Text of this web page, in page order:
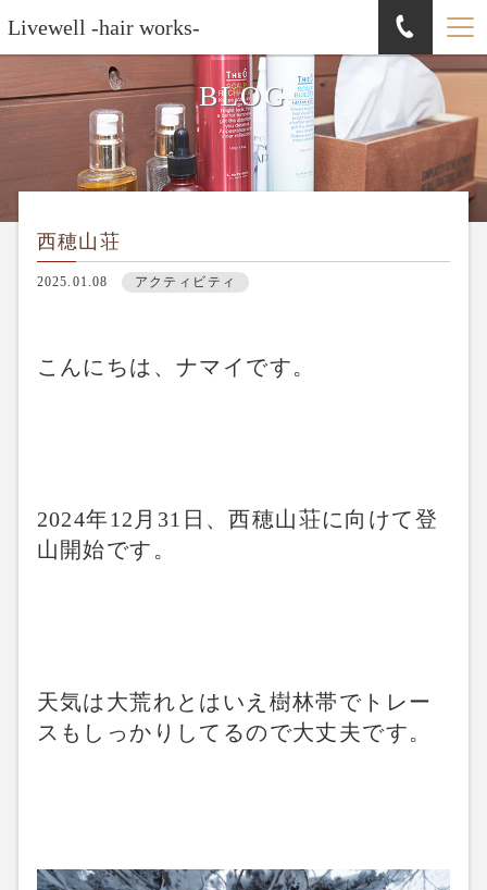
Livewell -hair works-
BLOG
西穂山荘
2025.01.08 アクティビティ
こんにちは、ナマイです。
2024年12月31日、西穂山荘に向けて登
山開始です。
天気は大荒れとはいえ樹林帯でトレー
スもしっかりしてるので大丈夫です。